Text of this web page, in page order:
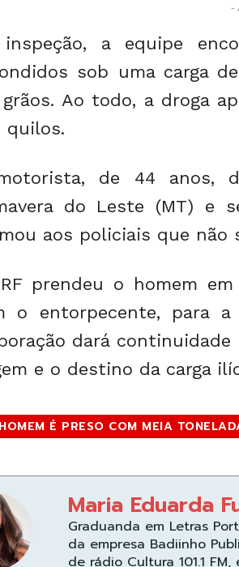
-
inspeção, a equipe
sob uma carga
Ao todo, a droga
quilos.
de 44 anos,
do Leste (MT) e
aos policiais que não
prendeu o homem
o entorpecente, para a
dará
e o destino da carga
HOMEM É PRESO COM MEIA
Maria Eduarda
Graduanda em Letras
da empresa Badiinho
de rádio Cultura 101.1